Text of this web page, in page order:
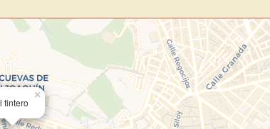
tintero
×
Tu Panel de Usuario
de Arte estrena su nuevoPanel de Usuario: tu
de control para gestionar todo tu arte.
Publica y gestiona tus obras